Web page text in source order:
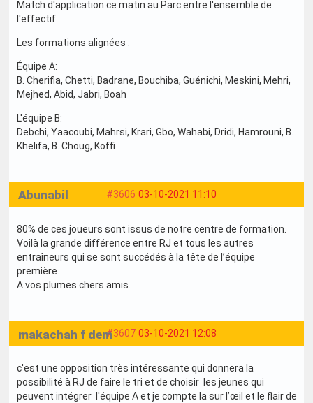
Match d'application ce matin au Parc entre l'ensemble de
l'effectif
Les formations alignées :
Équipe A:
B. Cherifia, Chetti, Badrane, Bouchiba, Guénichi, Meskini, Mehri,
Mejhed, Abid, Jabri, Boah
L'équipe B:
Debchi, Yaacoubi, Mahrsi, Krari, Gbo, Wahabi, Dridi, Hamrouni, B.
Khelifa, B. Choug, Koffi
#3606 03-10-2021 11:10
Abunabil
80% de ces joueurs sont issus de notre centre de formation.
Voilà la grande différence entre RJ et tous les autres
entraîneurs qui se sont succédés à la tête de l’équipe
première.
A vos plumes chers amis.
#3607 03-10-2021 12:08
makachah f dem
c'est une opposition très intéressante qui donnera la
possibilité à RJ de faire le tri et de choisir les jeunes qui
peuvent intégrer l'équipe A et je compte la sur l’œil et le flair de